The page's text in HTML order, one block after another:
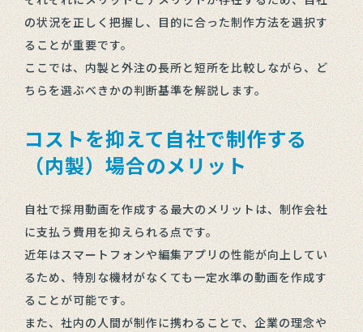
の状況を正しく把握し、目的に合った制作方法を選択す
ることが重要です。
ここでは、内製と外注の長所と短所を比較しながら、ど
ちらを選ぶべきかの判断基準を解説します。
コストを抑えて自社で制作する
（内製）場合のメリット
自社で採用動画を作成する最大のメリットは、制作会社
に支払う費用を抑えられる点です。
近年はスマートフォンや編集アプリの性能が向上してい
るため、特別な機材がなくても一定水準の動画を作成す
ることが可能です。
また、社内の人間が制作に携わることで、企業の理念や